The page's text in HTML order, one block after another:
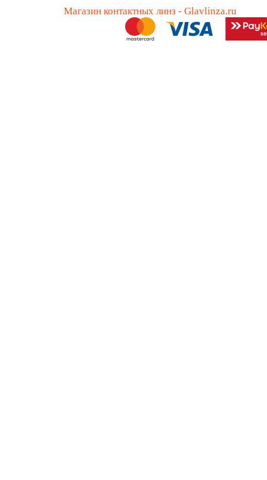
Магазин контактных линз - Glavlinza.ru